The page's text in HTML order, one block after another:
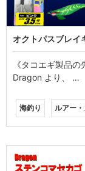
オクトパスブレイ
《タコエギ製品
Dragon より、 …
海釣り ルアー